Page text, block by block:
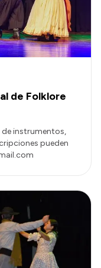
de Folklore
instrumentos,
pueden